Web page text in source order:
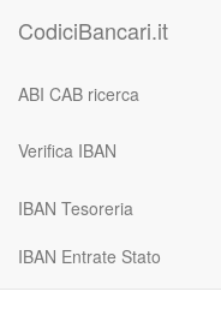
CodiciBancari.it
ABI CAB ricerca
Verifica IBAN
IBAN Tesoreria
IBAN Entrate Stato